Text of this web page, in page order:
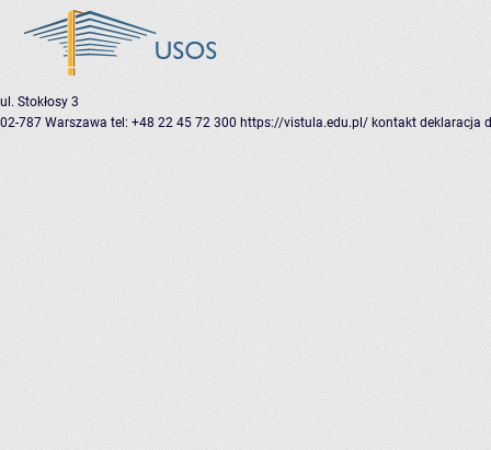
ul. Stokłosy 3
02-787 Warszawa tel: +48 22 45 72 300 https://vistula.edu.pl/ kontakt deklaracja